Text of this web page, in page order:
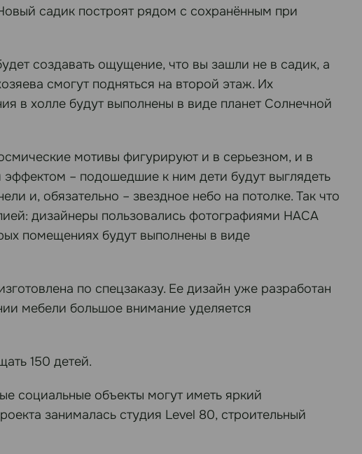
садик построят рядом с сохранённым при
создавать ощущение, что вы зашли не в садик, а
смогут подняться на второй этаж. Их
в холле будут выполнены в виде планет Солнечной
мотивы фигурируют и в серьезном, и в
– подошедшие к ним дети будут выглядеть
и, обязательно – звездное небо на потолке. Так что
дизайнеры пользовались фотографиями НАСА
помещениях будут выполнены в виде
по спецзаказу. Ее дизайн уже разработан
мебели большое внимание уделяется
150 детей.
социальные объекты могут иметь яркий
занималась студия Level 80, строительный